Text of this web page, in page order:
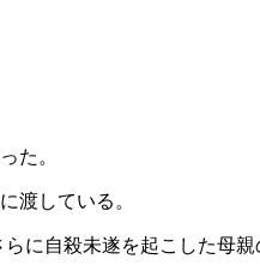
た。
渡している。
に自殺未遂を起こした母